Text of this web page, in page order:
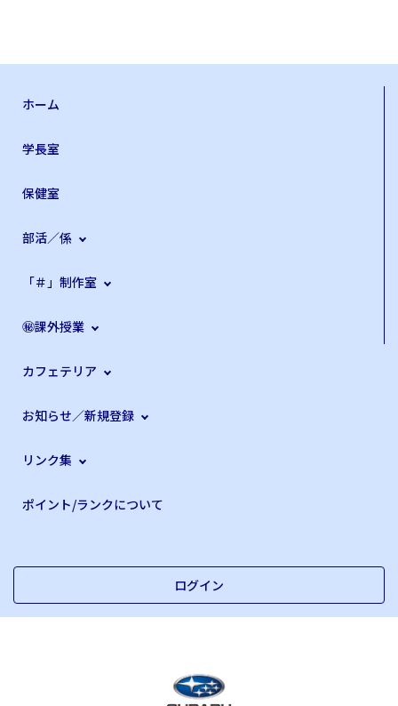
ホーム
学長室
保健室
部活／係
「＃」制作室
㊙課外授業
カフェテリア
お知らせ／新規登録
リンク集
ポイント/ランクについて
ログイン